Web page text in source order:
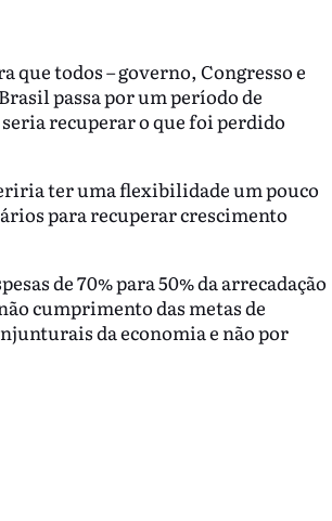
que todos – governo, Congresso e
passa por um período de
recuperar o que foi perdido
ter uma flexibilidade um pouco
para recuperar crescimento
de 70% para 50% da arrecadação
cumprimento das metas de
da economia e não por